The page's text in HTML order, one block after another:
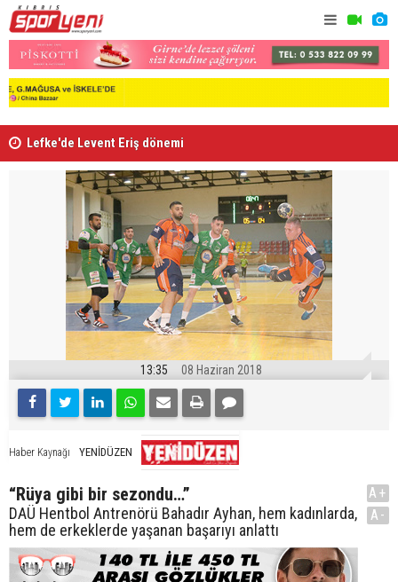
Lefke'de Levent Eriş dönemi
13:35 08 Haziran 2018
Haber Kaynağı YENİDÜZEN
“Rüya gibi bir sezondu…”
DAÜ Hentbol Antrenörü Bahadır Ayhan, hem kadınlarda,
hem de erkeklerde yaşanan başarıyı anlattı
A+
A-